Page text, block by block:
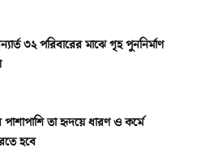
৩২ পরিবারের মাঝে গৃহ পুননির্মাণ
তা হৃদয়ে ধারণ ও কর্মে
হবে